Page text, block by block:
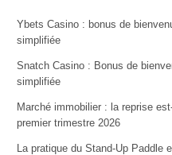
Ybets Casino : bonus de
simplifiée
Snatch Casino : Bonus de
simplifiée
Marché immobilier : la reprise
premier trimestre 2026
La pratique du Stand-Up Paddle